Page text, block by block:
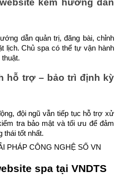
kèm hướng dẫn
dẫn quản trị, đăng bài, chỉnh
lịch. Chủ spa có thể tự vận hành
hỗ trợ – bảo trì định kỳ
đội ngũ vẫn tiếp tục hỗ trợ xử
tra bảo mật và tối ưu để đảm
thái tốt nhất.
spa tại VNDTS